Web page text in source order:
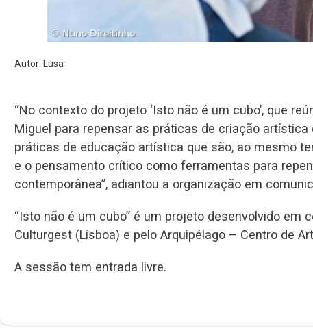
Autor: Lusa
“No contexto do projeto ‘Isto não é um cubo’, que
Miguel para repensar as práticas de criação
práticas de educação artística que são, ao mesmo
e o pensamento crítico como ferramentas para
contemporânea”, adiantou a organização em
“Isto não é um cubo” é um projeto desenvolvido em
Culturgest (Lisboa) e pelo Arquipélago – Centro de
A sessão tem entrada livre.